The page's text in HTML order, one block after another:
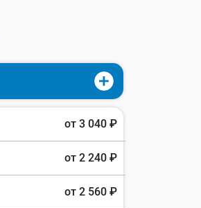
от 3 040 ₽
от 2 240 ₽
от 2 560 ₽